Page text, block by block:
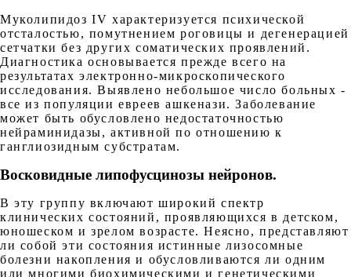
Муколипидоз IV характеризуется психической
отсталостью, помутнением роговицы и дегенерацией
сетчатки без других соматических проявлений.
Диагностика основывается прежде всего на
результатах электронно-микроскопического
исследования. Выявлено небольшое число больных -
все из популяции евреев ашкенази. Заболевание
может быть обусловлено недостаточностью
нейраминидазы, активной по отношению к
ганглиозидным субстратам.
Восковидные липофусцинозы нейронов.
В эту группу включают широкий спектр
клинических состояний, проявляющихся в детском,
юношеском и зрелом возрасте. Неясно, представляют
ли собой эти состояния истинные лизосомные
болезни накопления и обусловливаются ли одним
или многими биохимическими и генетическими